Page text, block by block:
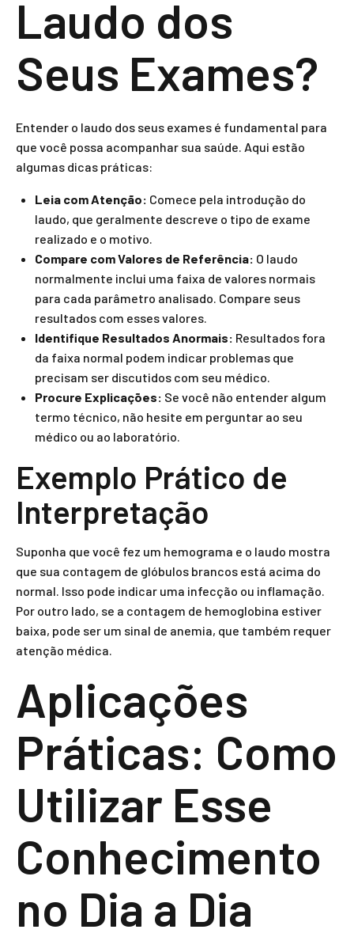
Laudo dos
Seus Exames?
Entender o laudo dos seus exames é fundamental para
que você possa acompanhar sua saúde. Aqui estão
algumas dicas práticas:
Leia com Atenção: Comece pela introdução do
laudo, que geralmente descreve o tipo de exame
realizado e o motivo.
Compare com Valores de Referência: O laudo
normalmente inclui uma faixa de valores normais
para cada parâmetro analisado. Compare seus
resultados com esses valores.
Identifique Resultados Anormais: Resultados fora
da faixa normal podem indicar problemas que
precisam ser discutidos com seu médico.
Procure Explicações: Se você não entender algum
termo técnico, não hesite em perguntar ao seu
médico ou ao laboratório.
Exemplo Prático de
Interpretação
Suponha que você fez um hemograma e o laudo mostra
que sua contagem de glóbulos brancos está acima do
normal. Isso pode indicar uma infecção ou inflamação.
Por outro lado, se a contagem de hemoglobina estiver
baixa, pode ser um sinal de anemia, que também requer
atenção médica.
Aplicações
Práticas: Como
Utilizar Esse
Conhecimento
no Dia a Dia